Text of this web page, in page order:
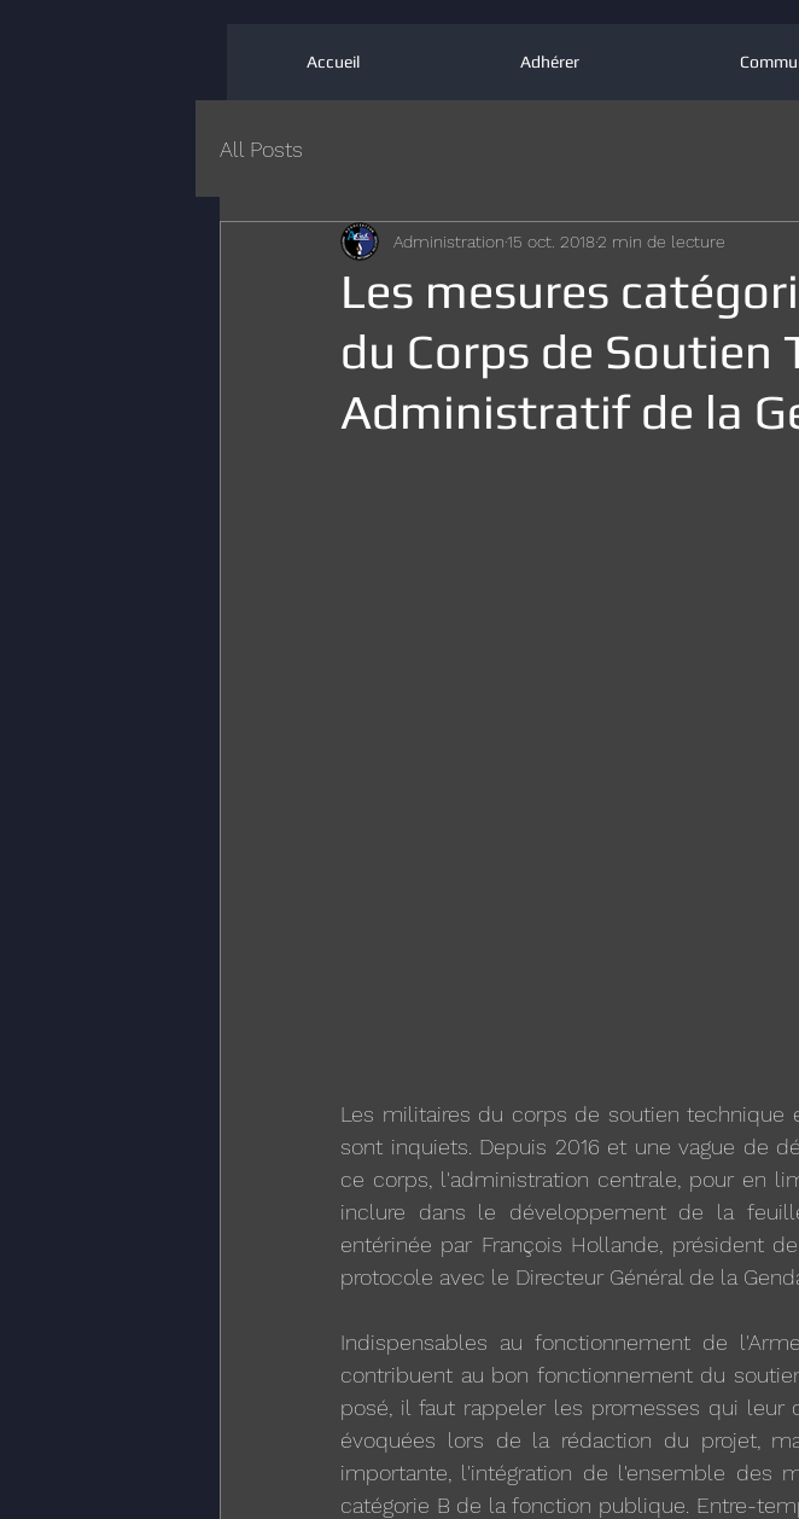
Accueil Adhérer
All Posts
Les mesures
du Corps de Soutien
Administratif de la
Administration 15 oct. 20182 min de lecture
Les militaires du corps de soutien technique
sont inquiets. Depuis 2016 et une vague de
ce corps, l'administration centrale, pour en
inclure dans le développement de la
entérinée par François Hollande, président
protocole avec le Directeur Général de la
Indispensables au fonctionnement de
contribuent au bon fonctionnement du
posé, il faut rappeler les promesses qui leur
évoquées lors de la rédaction du projet,
importante, l'intégration de l'ensemble des
catégorie B de la fonction publique. Entre-